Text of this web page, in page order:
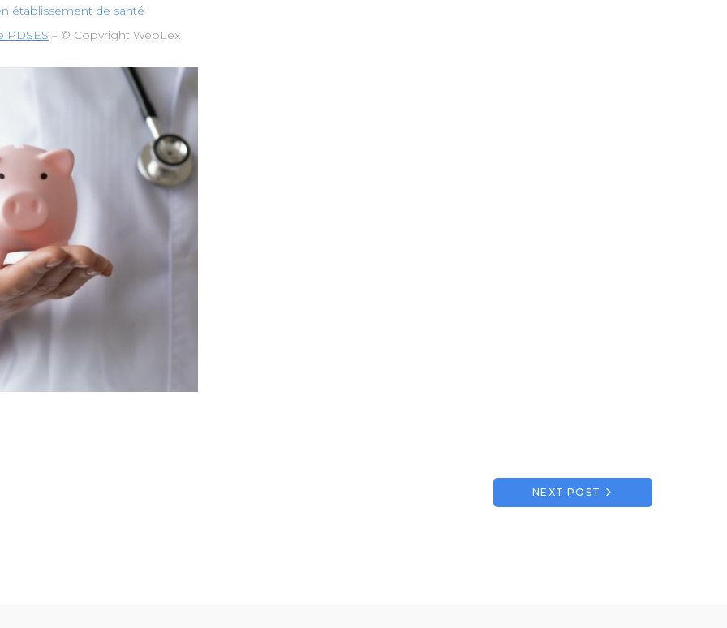
établissement de santé
PDSES – © Copyright WebLex
NEXT POST